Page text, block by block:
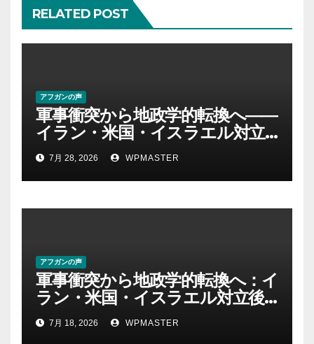
ン
RELATED POST
アフガンの声
軍事衝突から地政学的転換へ――
イラン・米国・イスラエル対立
後の中東 権力、抵抗、世界秩序
を問い直す-第２部
7月 28, 2026 WPMASTER
アフガンの声
軍事衝突から地政学的転換へ：イ
ラン・米国・イスラエル対立後
の中東における権力・抵抗・世
界秩序の再定義ー第１部
7月 18, 2026 WPMASTER